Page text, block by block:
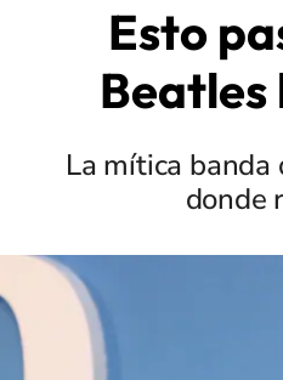
Esto
La mítica
donde